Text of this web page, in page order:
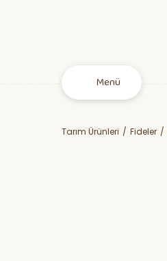
Menü
Tarım Ürünleri Fideler